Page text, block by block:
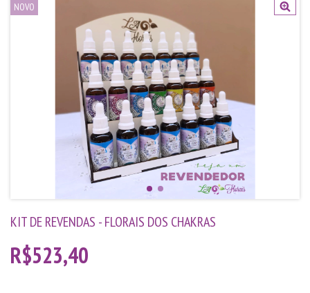
NOVO
KIT DE REVENDAS - FLORAIS DOS CHAKRAS
R$523,40